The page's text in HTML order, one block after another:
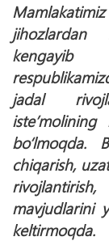
jihozlardan
kengayib
jadal
bo‘lmoqda.
chiqarish,
mavjudlarini
keltirmoqda.